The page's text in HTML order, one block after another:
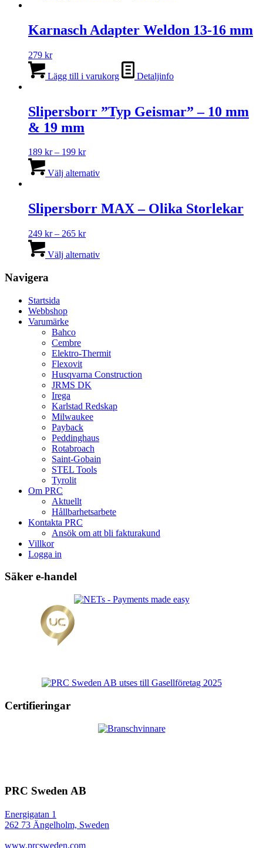
Karnasch Adapter Weldon 13-16 mm
279 kr
Lägg till i varukorg Detaljinfo
Slipersborr ”Typ Geismar” – 10 mm
& 19 mm
189 kr – 199 krPrisintervall:
till
Välj alternativhär
flera
varianter.
kan
Slipersborr MAX – Olika Storlekar
249 kr – 265 krPrisintervall:
till
Välj alternativhär
väljas
på
produktsidan
Navigera
Startsida
Webbshop
Varumärke
Bahco
Cembre
Elektro-Thermit
Flexovit
Husqvarna Construction
JRMS DK
Irega
Karlstad Redskap
Milwaukee
Payback
Peddinghaus
Rotabroach
Saint-Gobain
STEL Tools
Tyrolit
Om PRC
Aktuellt
Hållbarhetsarbete
Kontakta PRC
Ansök om att bli fakturakund
Villkor
Logga in
Säker e-handel
Certifieringar
PRC Sweden AB
Energigatan 1
262 73 Ängelholm, Sweden
www.prcsweden.com